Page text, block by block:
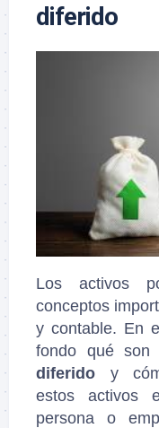
diferido
Los activos
conceptos
y contable. En
fondo qué son
diferido y
estos activos
persona o